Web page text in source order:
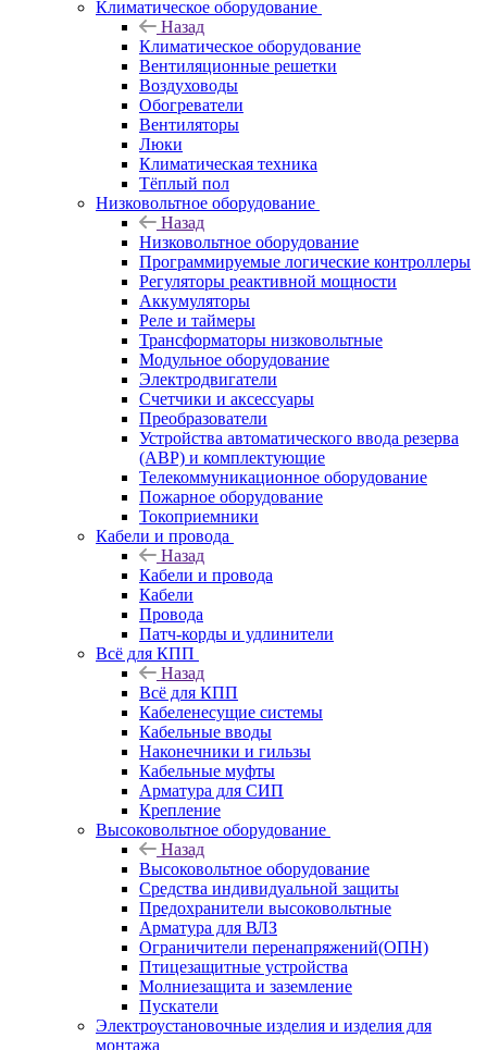
Климатическое оборудование
Назад
Климатическое оборудование
Вентиляционные решетки
Воздуховоды
Обогреватели
Вентиляторы
Люки
Климатическая техника
Тёплый пол
Низковольтное оборудование
Назад
Низковольтное оборудование
Программируемые логические контроллеры
Регуляторы реактивной мощности
Аккумуляторы
Реле и таймеры
Трансформаторы низковольтные
Модульное оборудование
Электродвигатели
Счетчики и аксессуары
Преобразователи
Устройства автоматического ввода резерва
(АВР) и комплектующие
Телекоммуникационное оборудование
Пожарное оборудование
Токоприемники
Кабели и провода
Назад
Кабели и провода
Кабели
Провода
Патч-корды и удлинители
Всё для КПП
Назад
Всё для КПП
Кабеленесущие системы
Кабельные вводы
Наконечники и гильзы
Кабельные муфты
Арматура для СИП
Крепление
Высоковольтное оборудование
Назад
Высоковольтное оборудование
Средства индивидуальной защиты
Предохранители высоковольтные
Арматура для ВЛЗ
Ограничители перенапряжений(ОПН)
Птицезащитные устройства
Молниезащита и заземление
Пускатели
Электроустановочные изделия и изделия для
монтажа